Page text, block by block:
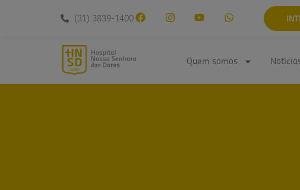
(31) 3839-1400
Quem somos